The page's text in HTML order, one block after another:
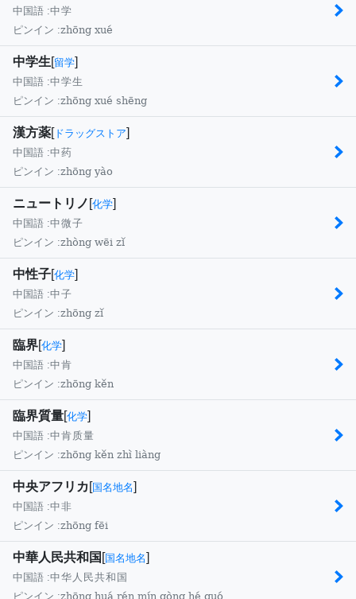
中国語 :中学
ピンイン :zhōng xué
中学生[留学]
中国語 :中学生
ピンイン :zhōng xué shēng
漢方薬[ ドラッグストア]
中国語 :中药
ピンイン :zhōng yào
ニュートリノ [化学]
中国語 :中微子
ピンイン :zhòng wēi zǐ
中性子[化学]
中国語 :中子
ピンイン :zhōng zǐ
臨界[化学]
中国語 :中肯
ピンイン :zhōng kěn
臨界質量[化学]
中国語 :中肯质量
ピンイン :zhōng kěn zhì liàng
中央アフリカ [国名地名]
中国語 :中非
ピンイン :zhōng fēi
中華人民共和国 [国名地名]
中国語 :中华人民共和国
ピンイン :zhōng huá rén mín gòng hé guó